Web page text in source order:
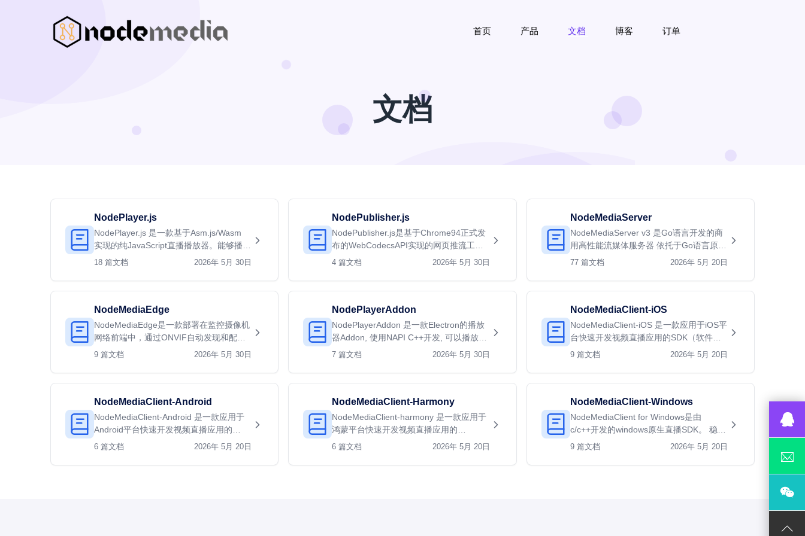
首页 产品 文档 博客 订单
文档
NodePlayer.js
NodePlayer.js 是一款基于Asm.js/Wasm
实现的纯JavaScript直播播放器。能够播放
http-flv/Websocket-flv/whep协议的直播
18 篇文档 2026年 5月 30日
NodePublisher.js
NodePublisher.js是基于Chrome94正式发
布的WebCodecsAPI实现的网页推流工
具。它可以采集摄像头麦克风数据并硬件
4 篇文档 2026年 5月 30日
NodeMediaServer
NodeMediaServer v3 是Go语言开发的商
用高性能流媒体服务器 依托于Go语言原生
对多核的优势，发挥出极强的并发性能 支
77 篇文档 2026年 5月 20日
NodeMediaEdge
NodeMediaEdge是一款部署在监控摄像机
网络前端中，通过ONVIF自动发现和配置
摄像头、NVR，或者固定的rtsp/rtmp/http
9 篇文档 2026年 5月 30日
NodePlayerAddon
NodePlayerAddon 是一款Electron的播放
器Addon, 使用NAPI C++开发, 可以播放
RTSP/RTMP/KMP等Electron环境无法播
7 篇文档 2026年 5月 30日
NodeMediaClient-iOS
NodeMediaClient-iOS 是一款应用于iOS平
台快速开发视频直播应用的SDK（软件开
发包）。它的API设计简单，封装采集渲
9 篇文档 2026年 5月 20日
NodeMediaClient-Android
NodeMediaClient-Android 是一款应用于
Android平台快速开发视频直播应用的
SDK（软件开发包）。它的API设计简单，
6 篇文档 2026年 5月 20日
NodeMediaClient-Harmony
NodeMediaClient-harmony 是一款应用于
鸿蒙平台快速开发视频直播应用的
SDK（软件开发包），简洁 API 设计，快
6 篇文档 2026年 5月 20日
NodeMediaClient-Windows
NodeMediaClient for Windows是由
c/c++开发的windows原生直播SDK。 稳
定，高效，低延迟。
9 篇文档 2026年 5月 20日